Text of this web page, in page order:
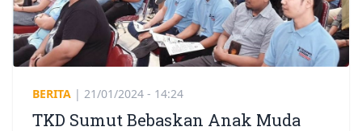
BERITA | 21/01/2024 - 14:24
TKD Sumut Bebaskan Anak Muda